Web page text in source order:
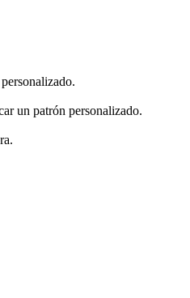
un patrón personalizado.